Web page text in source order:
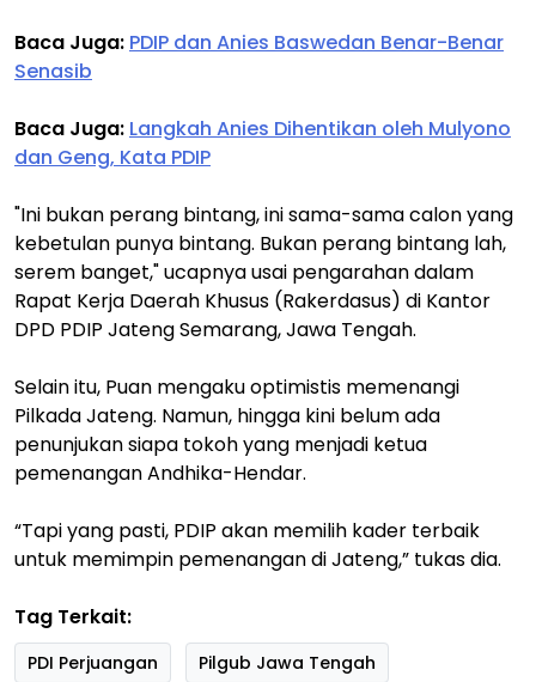
Baca Juga: PDIP dan Anies Baswedan Benar-Benar
Senasib
Baca Juga: Langkah Anies Dihentikan oleh Mulyono
dan Geng, Kata PDIP
"Ini bukan perang bintang, ini sama-sama calon yang
kebetulan punya bintang. Bukan perang bintang lah,
serem banget," ucapnya usai pengarahan dalam
Rapat Kerja Daerah Khusus (Rakerdasus) di Kantor
DPD PDIP Jateng Semarang, Jawa Tengah.
Selain itu, Puan mengaku optimistis memenangi
Pilkada Jateng. Namun, hingga kini belum ada
penunjukan siapa tokoh yang menjadi ketua
pemenangan Andhika-Hendar.
“Tapi yang pasti, PDIP akan memilih kader terbaik
untuk memimpin pemenangan di Jateng,” tukas dia.
Tag Terkait:
PDI Perjuangan Pilgub Jawa Tengah